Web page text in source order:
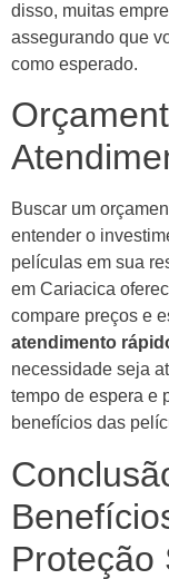
disso, muitas
assegurando que
como esperado.
Buscar um
entender o
películas em sua
em Cariacica
compare preços e
atendimento
necessidade seja
tempo de espera e
benefícios das
Proteção